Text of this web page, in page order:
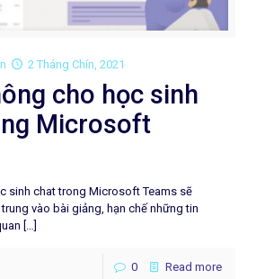
2 Tháng Chín, 2021
cho học sinh
Microsoft
sinh chat trong Microsoft Teams sẽ
vào bài giảng, hạn chế những tin
0 Read more